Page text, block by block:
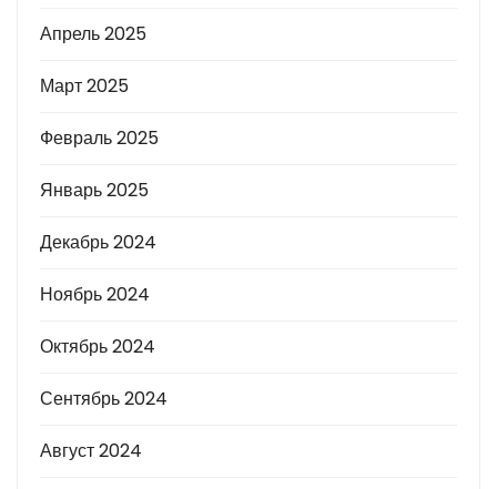
Апрель 2025
Март 2025
Февраль 2025
Январь 2025
Декабрь 2024
Ноябрь 2024
Октябрь 2024
Сентябрь 2024
Август 2024